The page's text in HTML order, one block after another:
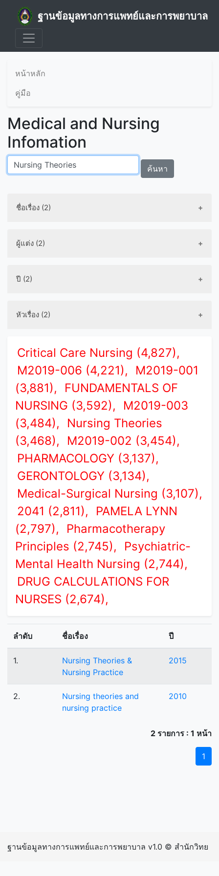
ฐานข้อมูลทางการแพทย์และการพยาบาล
หน้าหลัก
คู่มือ
Medical and Nursing
Infomation
ค้นหา
ชื่อเรื่อง (2)
ผู้แต่ง (2)
ปี (2)
หัวเรื่อง (2)
Critical Care Nursing (4,827),
M2019-006 (4,221),
M2019-001
(3,881),
FUNDAMENTALS OF
NURSING (3,592),
M2019-003
(3,484),
Nursing Theories
(3,468),
M2019-002 (3,454),
PHARMACOLOGY (3,137),
GERONTOLOGY (3,134),
Medical-Surgical Nursing (3,107),
2041 (2,811),
PAMELA LYNN
(2,797),
Pharmacotherapy
Principles (2,745),
Psychiatric-
Mental Health Nursing (2,744),
DRUG CALCULATIONS FOR
NURSES (2,674),
ลำดับ ชื่อเรื่อง ปี
1.
Nursing Theories &
Nursing Practice
2015
2.
Nursing theories and
nursing practice
2010
2 รายการ : 1 หน้า
1
ฐานข้อมูลทางการแพทย์และการพยาบาล v1.0 © สำนักวิทย